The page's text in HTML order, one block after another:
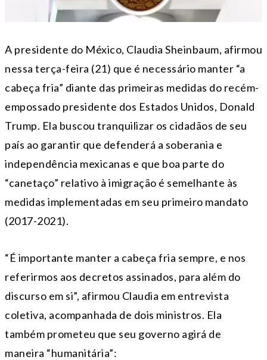
A presidente do México, Claudia Sheinbaum, afirmou
nessa terça-feira (21) que é necessário manter “a
cabeça fria” diante das primeiras medidas do recém-
empossado presidente dos Estados Unidos, Donald
Trump. Ela buscou tranquilizar os cidadãos de seu
país ao garantir que defenderá a soberania e
independência mexicanas e que boa parte do
“canetaço” relativo à imigração é semelhante às
medidas implementadas em seu primeiro mandato
(2017-2021).
“É importante manter a cabeça fria sempre, e nos
referirmos aos decretos assinados, para além do
discurso em si”, afirmou Claudia em entrevista
coletiva, acompanhada de dois ministros. Ela
também prometeu que seu governo agirá de
maneira “humanitária”: